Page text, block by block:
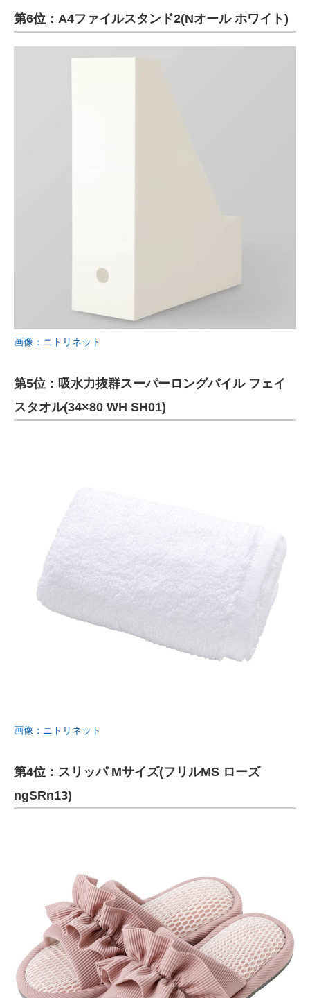
第6位：A4ファイルスタンド2(Nオール ホワイト)
画像：ニトリネット
第5位：吸水力抜群スーパーロングパイル フェイ
スタオル(34×80 WH SH01)
画像：ニトリネット
第4位：スリッパ Mサイズ(フリルMS ローズ
ngSRn13)